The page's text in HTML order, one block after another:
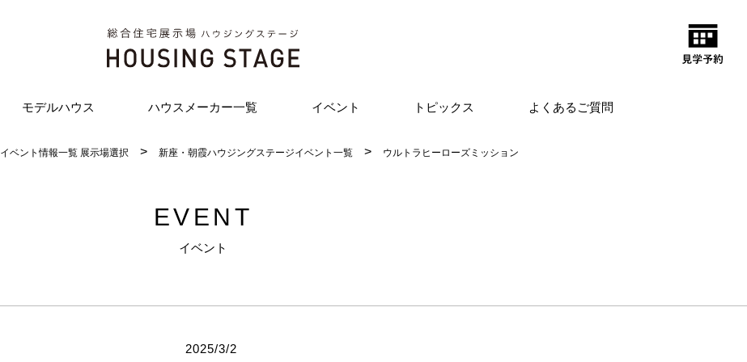
モデルハウス ハウスメーカー一覧 イベント トピックス よくあるご質問
ベント情報一覧 展示場選択 新座・朝霞ハウジングステージイベント一覧 ウルトラヒーローズミッション
EVENT
イベント
2025/3/2